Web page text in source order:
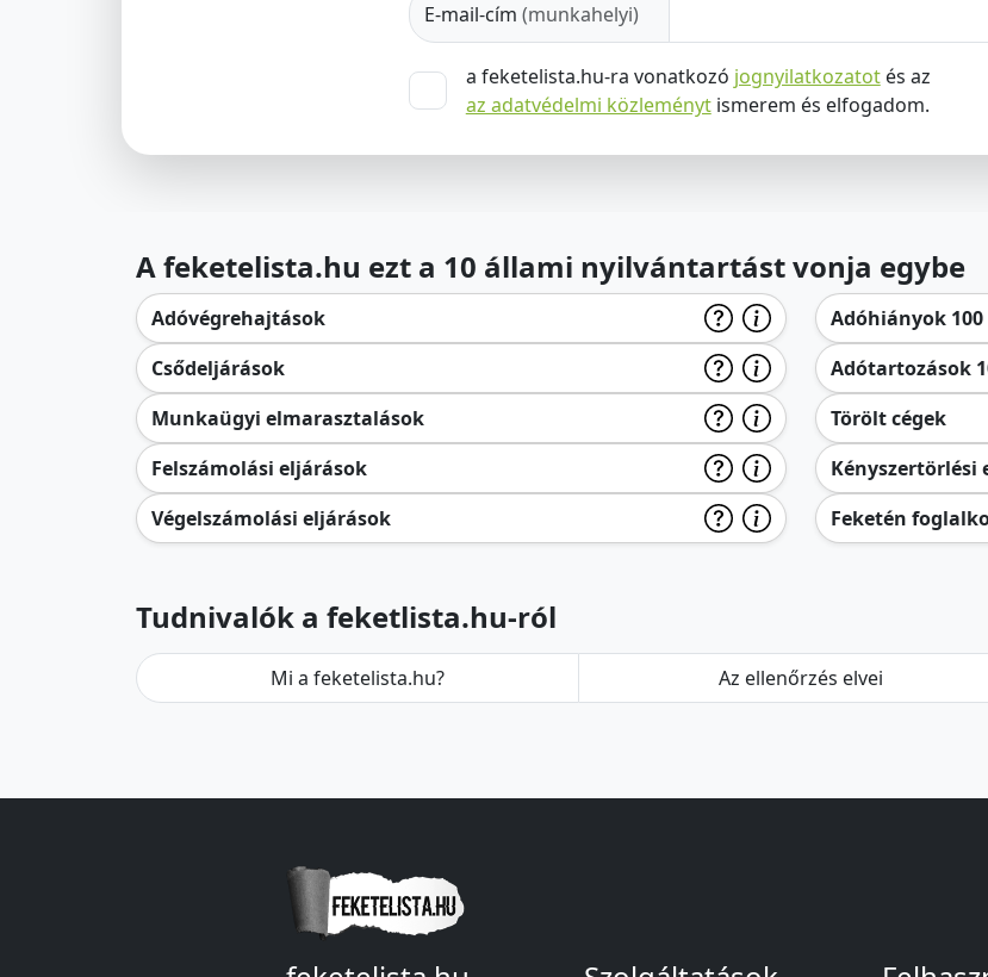
E-mail-cím (munkahelyi)
a feketelista.hu-ra vonatkozó jognyilatkozatotés az
az adatvédelmi közleménytismerem és elfogadom.
A feketelista.hu ezt a 10 állami nyilvántartást vonja egybe
Adóvégrehajtások
Csődeljárások
Munkaügyi elmarasztalások
Felszámolási eljárások
Végelszámolási eljárások
Adóhiányok
Adótartozások
Törölt cégek
Kényszertörlési
Feketén
Tudnivalók a feketlista.hu-ról
Mi a feketelista.hu? Az ellenőrzés elvei